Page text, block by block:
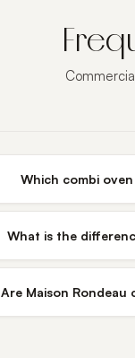
Which combi
What is the
Are Maison Rondeau